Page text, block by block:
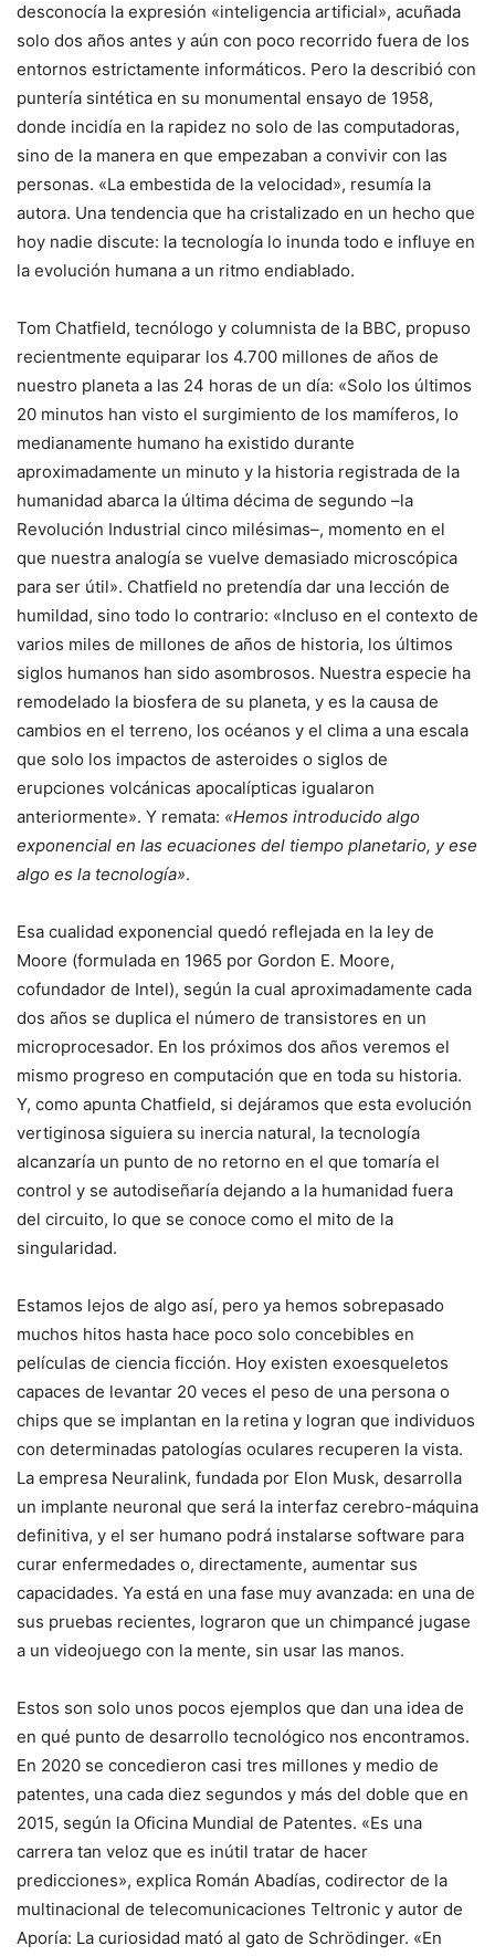
desconocía la expresión «inteligencia artificial», acuñada
solo dos años antes y aún con poco recorrido fuera de los
entornos estrictamente informáticos. Pero la describió con
puntería sintética en su monumental ensayo de 1958,
donde incidía en la rapidez no solo de las computadoras,
sino de la manera en que empezaban a convivir con las
personas. «La embestida de la velocidad», resumía la
autora. Una tendencia que ha cristalizado en un hecho que
hoy nadie discute: la tecnología lo inunda todo e influye en
la evolución humana a un ritmo endiablado.
Tom Chatfield, tecnólogo y columnista de la BBC, propuso
recientmente equiparar los 4.700 millones de años de
nuestro planeta a las 24 horas de un día: «Solo los últimos
20 minutos han visto el surgimiento de los mamíferos, lo
medianamente humano ha existido durante
aproximadamente un minuto y la historia registrada de la
humanidad abarca la última décima de segundo –la
Revolución Industrial cinco milésimas–, momento en el
que nuestra analogía se vuelve demasiado microscópica
para ser útil». Chatfield no pretendía dar una lección de
humildad, sino todo lo contrario: «Incluso en el contexto de
varios miles de millones de años de historia, los últimos
siglos humanos han sido asombrosos. Nuestra especie ha
remodelado la biosfera de su planeta, y es la causa de
cambios en el terreno, los océanos y el clima a una escala
que solo los impactos de asteroides o siglos de
erupciones volcánicas apocalípticas igualaron
anteriormente». Y remata: «Hemos introducido algo
exponencial en las ecuaciones del tiempo planetario, y ese
algo es la tecnología».
Esa cualidad exponencial quedó reflejada en la ley de
Moore (formulada en 1965 por Gordon E. Moore,
cofundador de Intel), según la cual aproximadamente cada
dos años se duplica el número de transistores en un
microprocesador. En los próximos dos años veremos el
mismo progreso en computación que en toda su historia.
Y, como apunta Chatfield, si dejáramos que esta evolución
vertiginosa siguiera su inercia natural, la tecnología
alcanzaría un punto de no retorno en el que tomaría el
control y se autodiseñaría dejando a la humanidad fuera
del circuito, lo que se conoce como el mito de la
singularidad.
Estamos lejos de algo así, pero ya hemos sobrepasado
muchos hitos hasta hace poco solo concebibles en
películas de ciencia ficción. Hoy existen exoesqueletos
capaces de levantar 20 veces el peso de una persona o
chips que se implantan en la retina y logran que individuos
con determinadas patologías oculares recuperen la vista.
La empresa Neuralink, fundada por Elon Musk, desarrolla
un implante neuronal que será la interfaz cerebro-máquina
definitiva, y el ser humano podrá instalarse software para
curar enfermedades o, directamente, aumentar sus
capacidades. Ya está en una fase muy avanzada: en una de
sus pruebas recientes, lograron que un chimpancé jugase
a un videojuego con la mente, sin usar las manos.
Estos son solo unos pocos ejemplos que dan una idea de
en qué punto de desarrollo tecnológico nos encontramos.
En 2020 se concedieron casi tres millones y medio de
patentes, una cada diez segundos y más del doble que en
2015, según la Oficina Mundial de Patentes. «Es una
carrera tan veloz que es inútil tratar de hacer
predicciones», explica Román Abadías, codirector de la
multinacional de telecomunicaciones Teltronic y autor de
Aporía: La curiosidad mató al gato de Schrödinger. «En